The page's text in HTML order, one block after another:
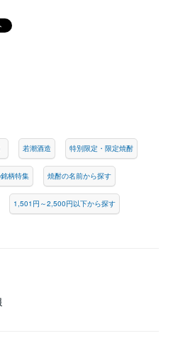
若潮酒造 特別限定・限定焼酎
柄特集 焼酎の名前から探す
1,501円～2,500円以下から探す